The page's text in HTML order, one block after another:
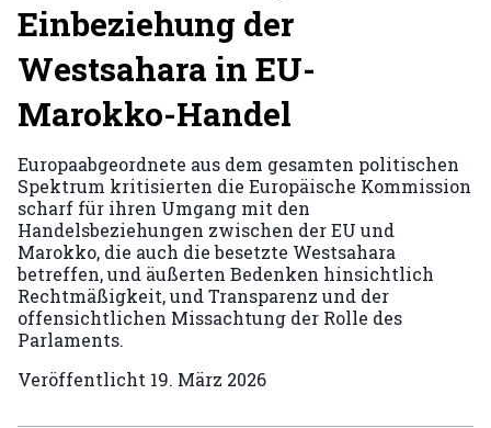
Einbeziehung der
Westsahara in EU-
Marokko-Handel
Europaabgeordnete aus dem gesamten politischen
Spektrum kritisierten die Europäische Kommission
scharf für ihren Umgang mit den
Handelsbeziehungen zwischen der EU und
Marokko, die auch die besetzte Westsahara
betreffen, und äußerten Bedenken hinsichtlich
Rechtmäßigkeit, und Transparenz und der
offensichtlichen Missachtung der Rolle des
Parlaments.
Veröffentlicht 19. März 2026